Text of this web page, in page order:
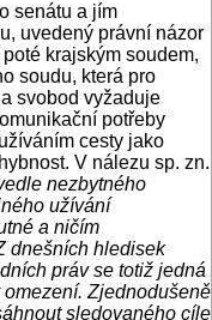
senátu a jím
uvedený právní názor
krajským soudem,
soudu, která pro
svobod vyžaduje
potřeby
cesty jako
V nálezu sp. zn.
nezbytného
užívání
a ničím
dnešních hledisek
práv se totiž jedná
Zjednodušeně
sledovaného cíle